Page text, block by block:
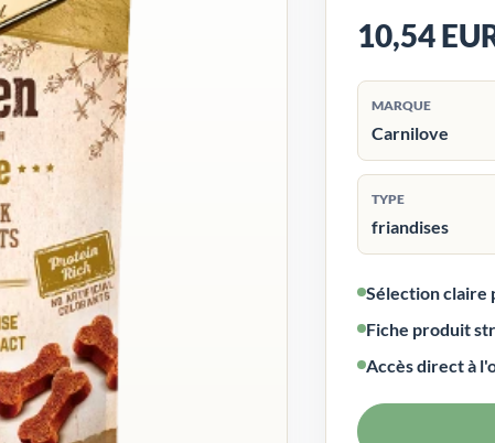
10,54
MARQUE
Carnilove
TYPE
friandises
Sélection claire
Fiche produit
Accès direct à